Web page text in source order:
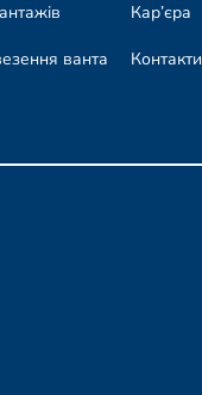
вантажів
Кар’єра
Контакти